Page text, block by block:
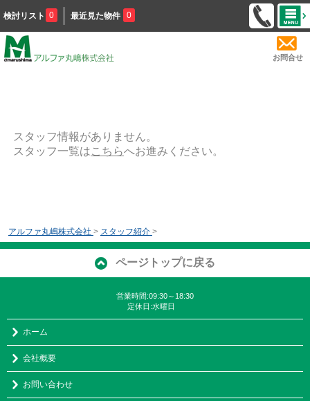
検討リスト 0 最近見た物件 0
お問合せ
スタッフ情報がありません。
スタッフ一覧はこちらへお進みください。
アルファ丸嶋株式会社 > スタッフ紹介 >
ページトップに戻る
営業時間:09:30～18:30
定休日:水曜日
ホーム
会社概要
お問い合わせ